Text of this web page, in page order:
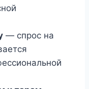
— спрос на